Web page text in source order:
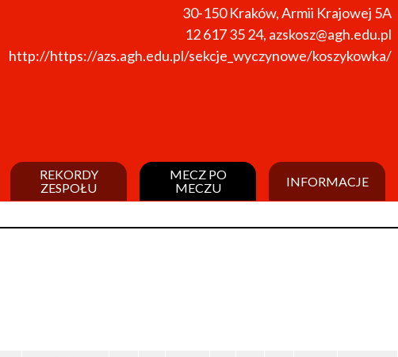
30-150 Kraków,Armii Krajowej 5A
12 617 35 24, azskosz@agh.edu.pl
http://https://azs.agh.edu.pl/sekcje_wyczynowe/koszykowka/
REKORDY
ZESPOŁU
MECZ PO
MECZU
INFORMACJE